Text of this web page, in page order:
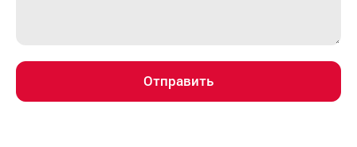
Отправить